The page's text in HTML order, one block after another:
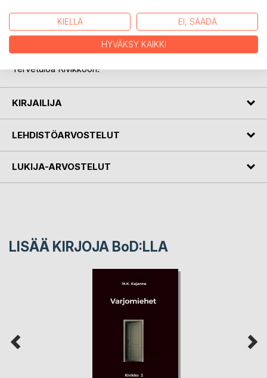
Kone on käynnistetty, ja sillä on nälkä!
Lihamylly jatkaa Kivikko-kirjasarjaa.
Tervetuloa Kivikkoon!
KIRJAILIJA
LEHDISTÖARVOSTELUT
LUKIJA-ARVOSTELUT
LISÄÄ KIRJOJA BoD:LLA
KIELLÄ EI, SÄÄDÄ
HYVÄKSY KAIKKI